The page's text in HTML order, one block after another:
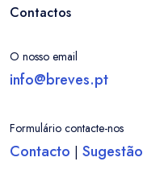
Contactos
O nosso email
info@breves.pt
Formulário contacte-nos
Contacto | Sugestão